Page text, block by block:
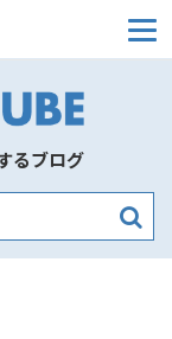
メ
るブログ